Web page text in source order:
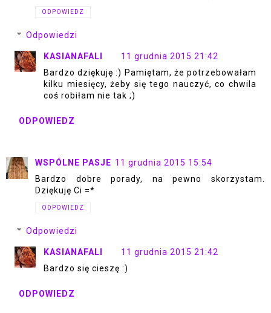
ODPOWIEDZ
Odpowiedzi
KASIANAFALI
11 grudnia 2015 21:42
Bardzo dziękuję :) Pamiętam, że potrzebowałam
kilku miesięcy, żeby się tego nauczyć, co chwila
coś robiłam nie tak ;)
ODPOWIEDZ
WSPÓLNE PASJE 11 grudnia 2015 15:54
Bardzo dobre porady, na pewno skorzystam.
Dziękuję Ci =*
ODPOWIEDZ
Odpowiedzi
KASIANAFALI
11 grudnia 2015 21:42
Bardzo się cieszę :)
ODPOWIEDZ